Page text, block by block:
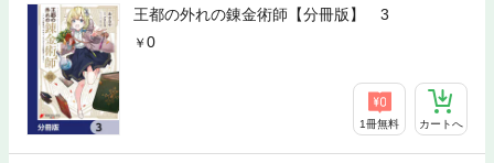
王都の外れの錬金術師【分冊版】 3
0
1冊無料 カートへ